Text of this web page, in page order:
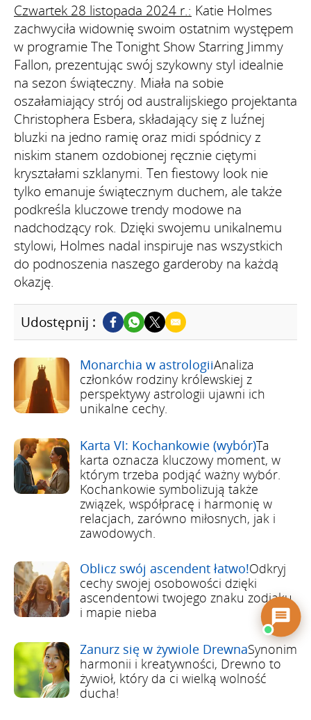
Czwartek 28 listopada 2024 r.: Katie Holmes
zachwyciła widownię swoim ostatnim występem
w programie The Tonight Show Starring Jimmy
Fallon, prezentując swój szykowny styl idealnie
na sezon świąteczny. Miała na sobie
oszałamiający strój od australijskiego projektanta
Christophera Esbera, składający się z luźnej
bluzki na jedno ramię oraz midi spódnicy z
niskim stanem ozdobionej ręcznie ciętymi
kryształami szklanymi. Ten fiestowy look nie
tylko emanuje świątecznym duchem, ale także
podkreśla kluczowe trendy modowe na
nadchodzący rok. Dzięki swojemu unikalnemu
stylowi, Holmes nadal inspiruje nas wszystkich
do podnoszenia naszego garderoby na każdą
okazję.
Udostępnij :
Monarchia w astrologiiAnaliza
członków rodziny królewskiej z
perspektywy astrologii ujawni ich
unikalne cechy.
Karta VI: Kochankowie (wybór)Ta
karta oznacza kluczowy moment, w
którym trzeba podjąć ważny wybór.
Kochankowie symbolizują także
związek, współpracę i harmonię w
relacjach, zarówno miłosnych, jak i
zawodowych.
Oblicz swój ascendent łatwo!Odkryj
cechy swojej osobowości dzięki
ascendentowi twojego znaku zodiaku
i mapie nieba
Zanurz się w żywiole DrewnaSynonim
harmonii i kreatywności, Drewno to
żywioł, który da ci wielką wolność
ducha!